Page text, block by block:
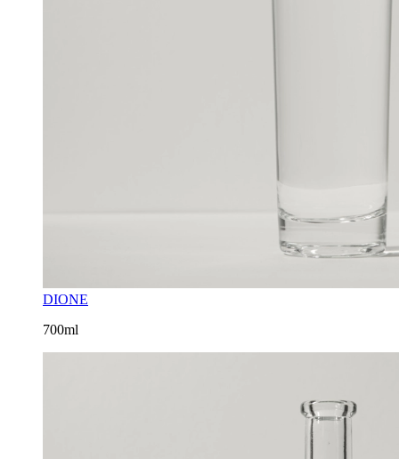
DIONE
700ml